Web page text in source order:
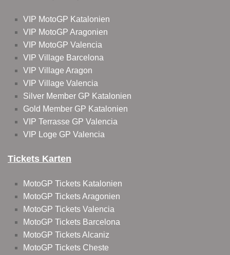
VIP MotoGP Katalonien
VIP MotoGP Aragonien
VIP MotoGP Valencia
VIP Village Barcelona
VIP Village Aragon
VIP Village Valencia
Silver Member GP Katalonien
Gold Member GP Katalonien
VIP Terrasse GP Valencia
VIP Loge GP Valencia
Tickets Karten
MotoGP Tickets Katalonien
MotoGP Tickets Aragonien
MotoGP Tickets Valencia
MotoGP Tickets Barcelona
MotoGP Tickets Alcaniz
MotoGP Tickets Cheste